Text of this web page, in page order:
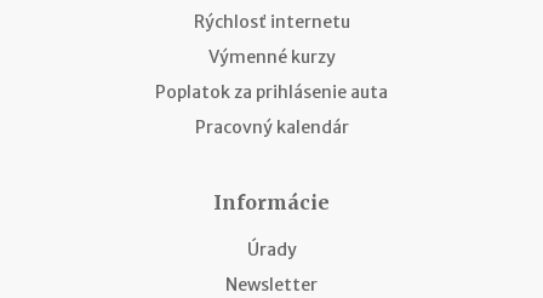
Rýchlosť internetu
Výmenné kurzy
Poplatok za prihlásenie auta
Pracovný kalendár
Informácie
Úrady
Newsletter